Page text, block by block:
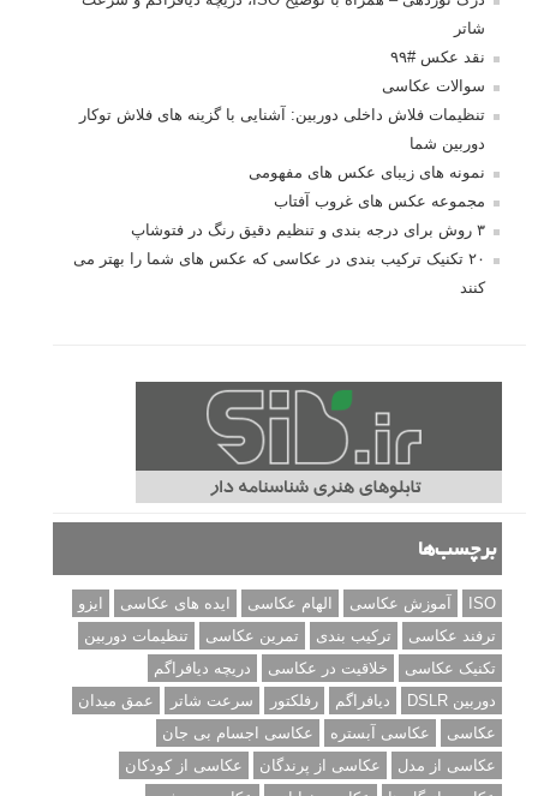
شاتر
نقد عکس #۹۹
سوالات عکاسی
تنظیمات فلاش داخلی دوربین: آشنایی با گزینه های فلاش توکار
دوربین شما
نمونه های زیبای عکس های مفهومی
مجموعه عکس های غروب آفتاب
۳ روش برای درجه بندی و تنظیم دقیق رنگ در فتوشاپ
۲۰ تکنیک ترکیب بندی در عکاسی که عکس های شما را بهتر می
کنند
برچسب‌ها
ISO آموزش عکاسی الهام عکاسی ایده های عکاسی
ایزو
ترفند عکاسی
ترکیب بندی تمرین عکاسی
تنظیمات دوربین
تکنیک عکاسی
خلاقیت در عکاسی
دریچه دیافراگم
دوربین DSLR
دیافراگم رفلکتور سرعت شاتر
عمق میدان
عکاسی
عکاسی آبستره
عکاسی اجسام بی جان
عکاسی از مدل
عکاسی از پرندگان
عکاسی از کودکان